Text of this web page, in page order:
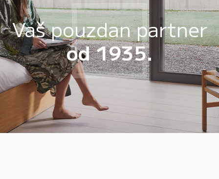
Vaš pouzdan partner
od 1935.